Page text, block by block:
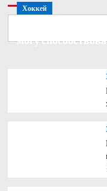
Хоккей
Бобровский — о
могу